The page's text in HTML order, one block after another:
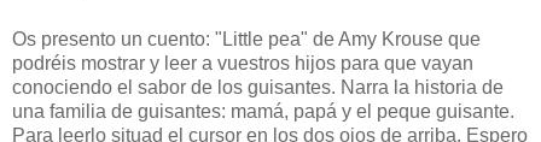
Os presento un cuento: "Little pea" de Amy Krouse que
podréis mostrar y leer a vuestros hijos para que vayan
conociendo el sabor de los guisantes. Narra la historia de
una familia de guisantes: mamá, papá y el peque guisante.
Para leerlo situad el cursor en los dos ojos de arriba. Espero